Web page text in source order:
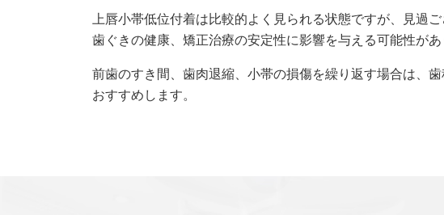
上唇小帯低位付着は比較的よく見られる状態ですが、見過
歯ぐきの健康、矯正治療の安定性に影響を与える可能性があ
前歯のすき間、歯肉退縮、小帯の損傷を繰り返す場合は、
おすすめします。